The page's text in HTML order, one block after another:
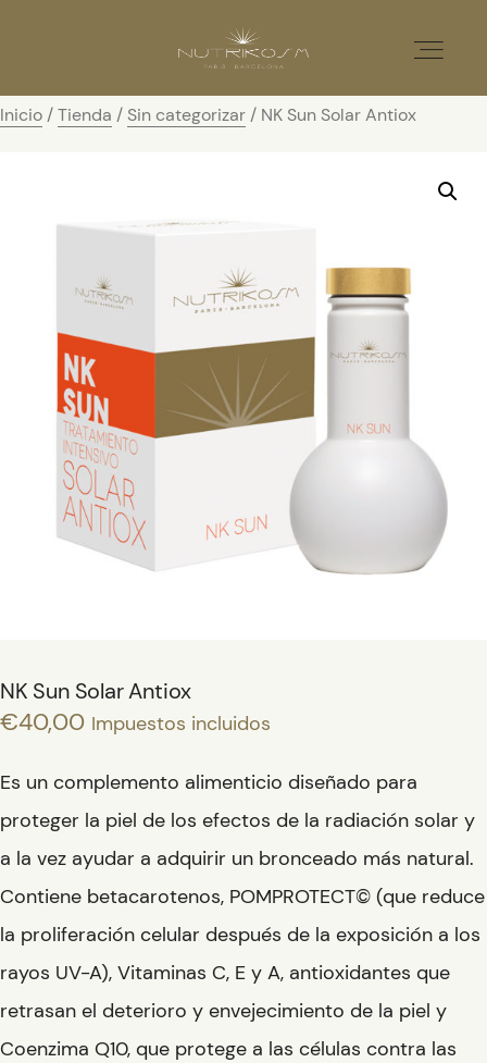
Distribuidores
Quiénes somos
Inicio /Tienda / Sin categorizar / NK Sun Solar Antiox
NK Sun Solar Antiox
€40,00 Impuestos incluidos
Es un complemento alimenticio diseñado para
proteger la piel de los efectos de la radiación solar y
a la vez ayudar a adquirir un bronceado más natural.
Contiene betacarotenos, POMPROTECT© (que reduce
la proliferación celular después de la exposición a los
rayos UV-A), Vitaminas C, E y A, antioxidantes que
retrasan el deterioro y envejecimiento de la piel y
Coenzima Q10, que protege a las células contra las